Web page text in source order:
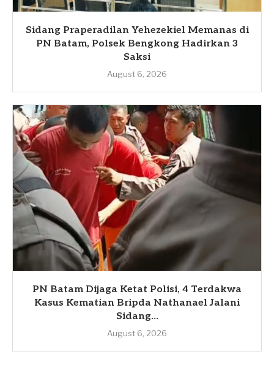
Sidang Praperadilan Yehezekiel Memanas di
PN Batam, Polsek Bengkong Hadirkan 3
Saksi
August 6, 2026
PN Batam Dijaga Ketat Polisi, 4 Terdakwa
Kasus Kematian Bripda Nathanael Jalani
Sidang...
August 6, 2026